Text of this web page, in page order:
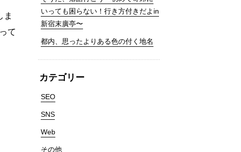
ま
て
いっても困らない！行き方付きだよin
新宿末廣亭〜
都内、思ったよりある色の付く地名
カテゴリー
SEO
SNS
Web
その他